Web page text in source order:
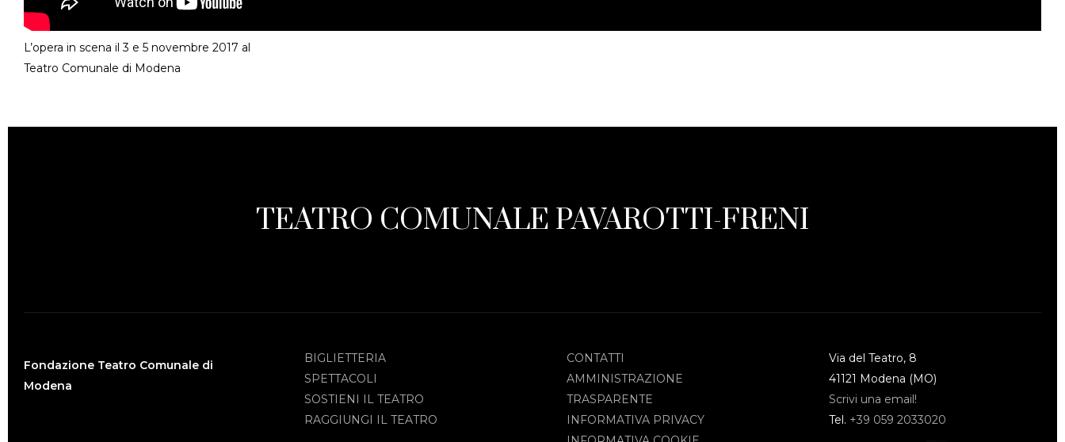
L’opera in scena il 3 e 5 novembre 2017 al
Teatro Comunale di Modena
TEATRO COMUNALE PAVAROTTI-FRENI
Fondazione Teatro Comunale di
Modena
BIGLIETTERIA
SPETTACOLI
SOSTIENI IL TEATRO
RAGGIUNGI IL TEATRO
CONTATTI
AMMINISTRAZIONE
TRASPARENTE
INFORMATIVA PRIVACY
Via del Teatro, 8
41121 Modena (MO)
Scrivi una email!
Tel. +39 059 2033020